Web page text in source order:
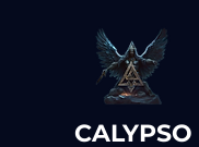
CALYPSO